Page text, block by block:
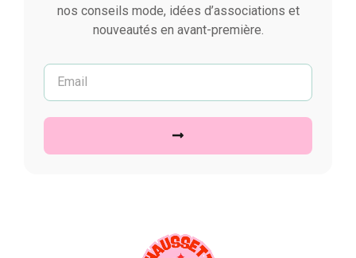
nos conseils mode, idées d’associations et
nouveautés en avant-première.